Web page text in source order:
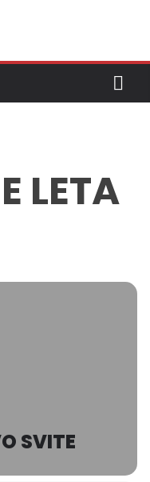
LETA
SVITE